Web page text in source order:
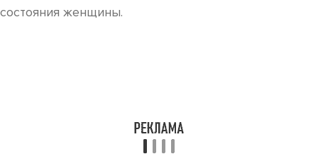
состояния женщины.